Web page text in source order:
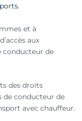
et à
aux
conducteur de
des droits
de conducteur de
avec chauffeur.